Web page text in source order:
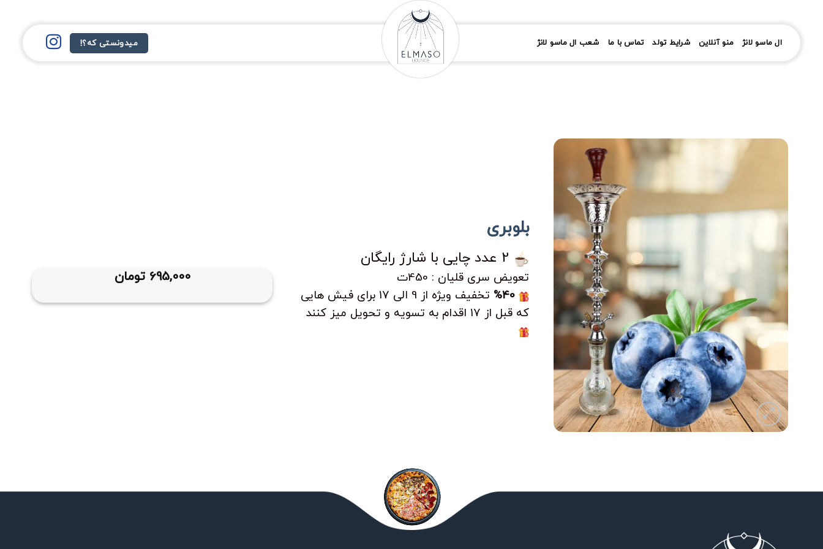
ال ماسو لانژ منو آنلاین شرایط تولد تماس با ما شعب ال ماسو لانژ میدونستی که؟!
بلوبری
تعویض سری قلیان : 450ت
%40
تخفیف ویژه از 9 الی 17 برای فیش هایی
که قبل از 17 اقدام به تسویه و تحویل میز کنند
695,000 تومان